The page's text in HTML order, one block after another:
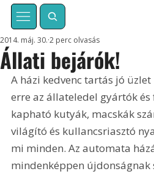
Állati bejárók!
2014. máj. 30. 2 perc olvasás
A házi kedvenc tartás jó
erre az állateledel gyártók
kapható kutyák, macskák
világító és kullancsriasztó
mi minden. Az automata
mindenképpen újdonságnak